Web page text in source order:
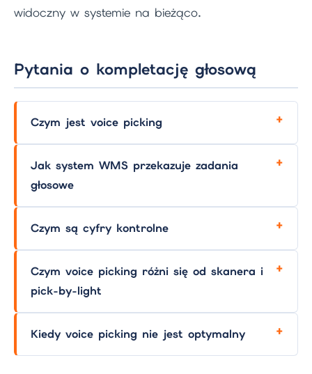
widoczny w systemie na bieżąco.
Pytania o kompletację głosową
Czym jest voice picking
Jak system WMS przekazuje zadania
głosowe
Czym są cyfry kontrolne
Czym voice picking różni się od skanera i
pick-by-light
Kiedy voice picking nie jest optymalny